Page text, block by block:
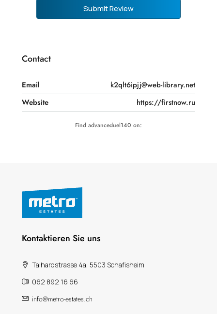
Submit Review
Contact
Email
k2qlt6ipjj@web-library.net
Website
https://firstnow.ru
Find advanceduel140 on:
Kontaktieren Sie uns
Talhardstrasse 4a, 5503 Schafisheim
062 892 16 66
info@metro-estates.ch